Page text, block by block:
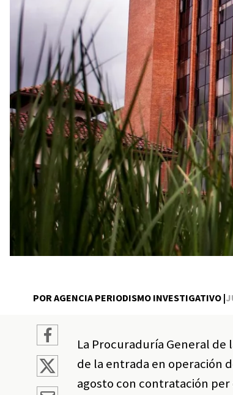
POR AGENCIA PERIODISMO INVESTIGATIVO |
La Procuraduría General de
de la entrada en operación
agosto con contratación per